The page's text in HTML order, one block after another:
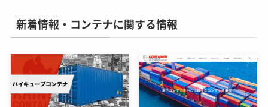
新着情報・コンテナに関する情報